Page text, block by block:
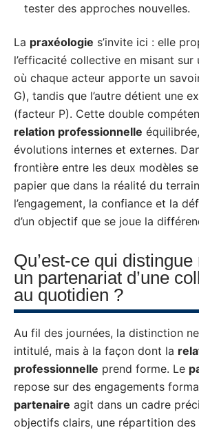
tester des approches nouvelles.
La praxéologie s’invite ici : elle
l’efficacité collective en misant
où chaque acteur apporte un
G), tandis que l’autre détient une
(facteur P). Cette double
relation professionnelle
évolutions internes et externes.
frontière entre les deux modèles
papier que dans la réalité du
l’engagement, la confiance et la
d’un objectif que se joue la
Qu’est-ce qui
un partenariat d’une
au quotidien ?
Au fil des journées, la distinction
intitulé, mais à la façon dont la
professionnelle prend forme. Le
repose sur des engagements
partenaire agit dans un cadre
objectifs clairs, une répartition des